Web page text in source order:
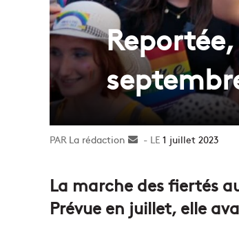
La rédaction
Envoyer1 juillet 2023
La marche des fiertés
Prévue en juillet, elle